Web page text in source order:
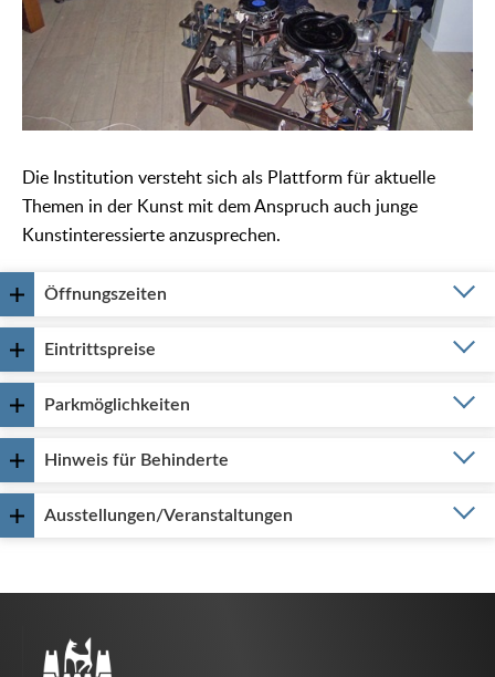
Die Institution versteht sich als Plattform für aktuelle
Themen in der Kunst mit dem Anspruch auch junge
Kunstinteressierte anzusprechen.
Öffnungszeiten
Eintrittspreise
Parkmöglichkeiten
Hinweis für Behinderte
Ausstellungen/Veranstaltungen